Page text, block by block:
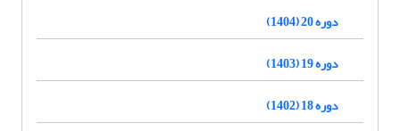
دوره 20 (1404)
دوره 19 (1403)
دوره 18 (1402)